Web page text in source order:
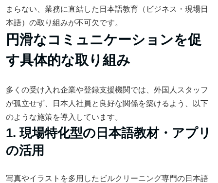
まらない、業務に直結した日本語教育（ビジネス・現場日
本語）の取り組みが不可欠です。
円滑なコミュニケーションを促
す具体的な取り組み
多くの受け入れ企業や登録支援機関では、外国人スタッフ
が孤立せず、日本人社員と良好な関係を築けるよう、以下
のような施策を導入しています。
1. 現場特化型の日本語教材・アプリ
の活用
写真やイラストを多用したビルクリーニング専門の日本語